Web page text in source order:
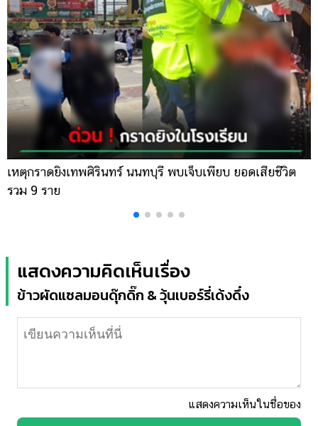
เหตุกราดยิงเทพศิรินทร์ นนทบุรี พบเจ็บเพียบ ยอดเสียชีวิต
รวม 9 ราย
แสดงความคิดเห็นเรื่อง
ข้าวผัดแซลมอนดุ๊กดิ๊ก & วุ้นเบอร์รี่เด้งดึ๋ง
แสดงความเห็นในชื่อของ